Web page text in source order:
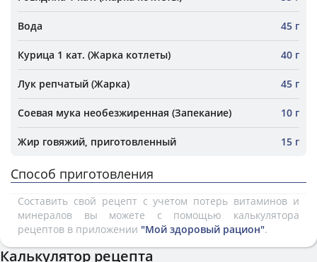
Вода 45 г
Курица 1 кат. (Жарка котлеты) 40 г
Лук репчатый (Жарка) 45 г
Соевая мука необезжиренная (Запекание) 10 г
Жир говяжий, приготовленный 15 г
Способ приготовления
Составить свой рецепт с учетом потерь витаминов и
минералов вы можете с помощью калькулятора
рецептов в приложении "Мой здоровый рацион".
Калькулятор рецепта